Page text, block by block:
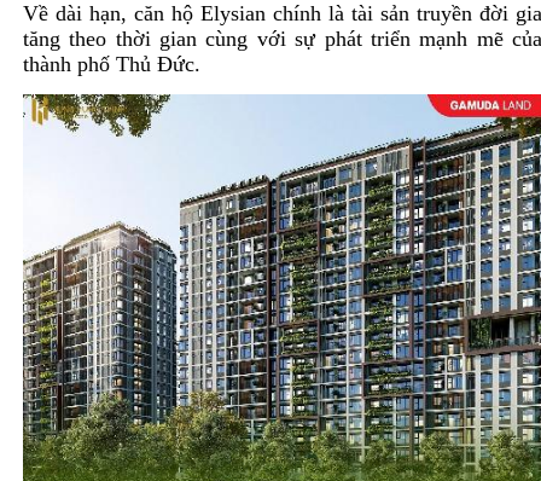
Về dài hạn, căn hộ Elysian chính là tài sản truyền đời
tăng theo thời gian cùng với sự phát triển mạnh mẽ
thành phố Thủ Đức.